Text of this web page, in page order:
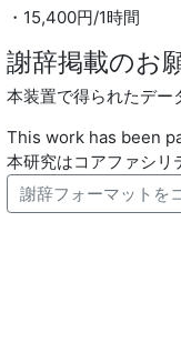
・15,400円/1時間
謝辞掲載のお
本装置で得られたデー
This work has been
本研究はコアファシリ
謝辞フォーマットを